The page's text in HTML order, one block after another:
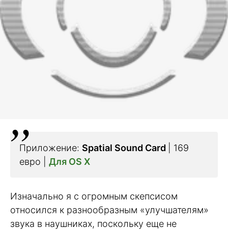
Приложение: Spatial Sound Card
| 169
евро | Для OS X
Изначально я с огромным скепсисом
относился к разнообразным «улучшателям»
звука в наушниках, поскольку еще не